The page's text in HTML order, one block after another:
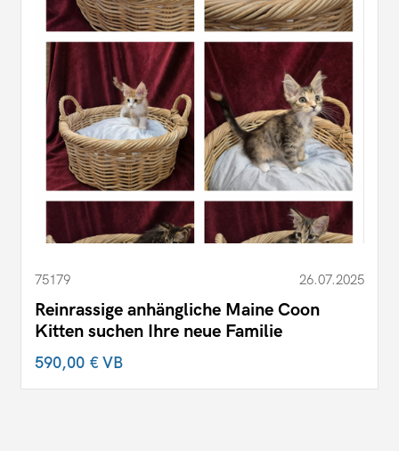
75179 26.07.2025
Reinrassige anhängliche Maine Coon
Kitten suchen Ihre neue Familie
590,00 €VB